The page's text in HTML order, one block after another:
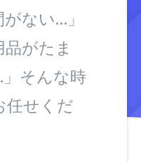
がない…」
品がたま
そんな時
任せくだ